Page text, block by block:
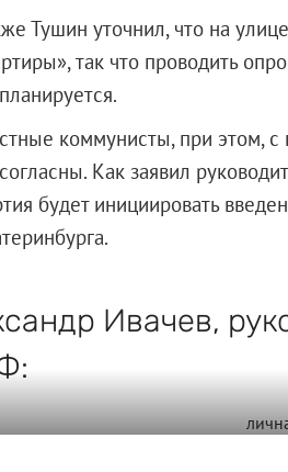
Тушин уточнил, что на
так что проводить
коммунисты, при этом, с
Как заявил
будет инициировать
Ивачев,